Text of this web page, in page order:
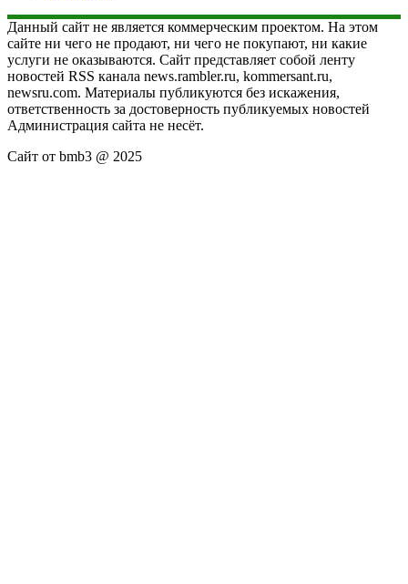
Данный сайт не является коммерческим проектом. На этом
сайте ни чего не продают, ни чего не покупают, ни какие
услуги не оказываются. Сайт представляет собой ленту
новостей RSS канала news.rambler.ru, kommersant.ru,
newsru.com. Материалы публикуются без искажения,
ответственность за достоверность публикуемых новостей
Администрация сайта не несёт.
Сайт от bmb3 @ 2025